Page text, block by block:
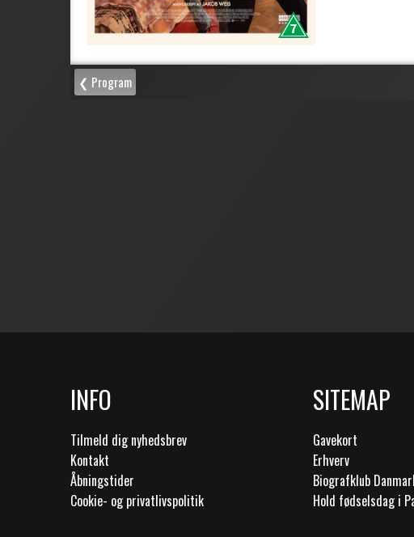
INFO
Tilmeld dig nyhedsbrev
Kontakt
Åbningstider
Cookie- og privatlivspolitik
SITEMAP
Gavekort
Erhverv
Biografklub
Hold fødselsdag i